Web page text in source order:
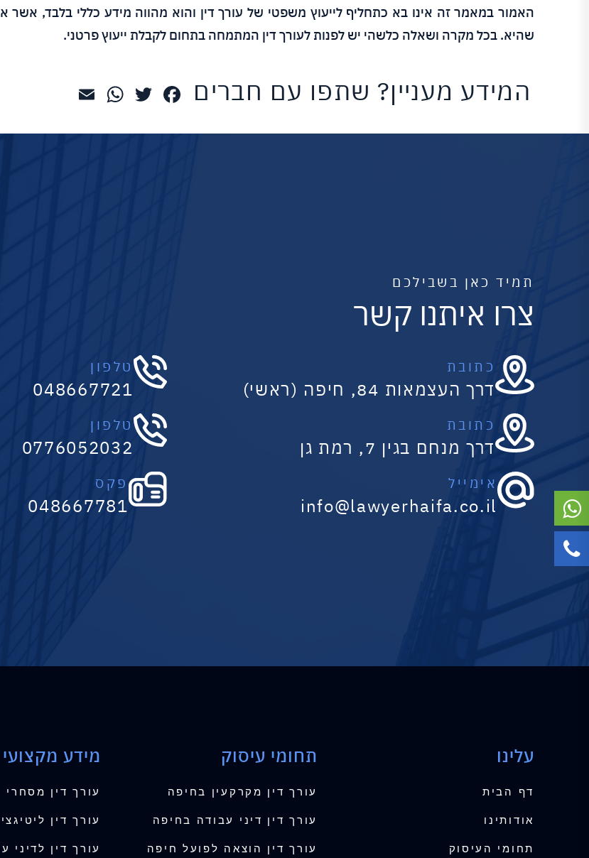
האמור במאמר זה אינו בא כתחליף לייעוץ משפטי של עורך דין והוא מהווה מידע כללי בלבד, אשר
שהיא. בכל מקרה ושאלה כלשהי יש לפנות לעורך דין המתמחה בתחום לקבלת ייעוץ פרטני.
המידע מעניין? שתפו עם חברים Facebook
Twitter
WhatsApp
תמיד כאן בשבילכם
צרו איתנו קשר
כתובת
דרך העצמאות 84, חיפה (ראשי)
טלפון
048667721
כתובת
דרך מנחם בגין 7, רמת גן
טלפון
0776052032
אימייל
info@lawyerhaifa.co.il
פקס
048667781
עלינו
דף הבית
אודותינו
תחומי העיסוק
תחומי עיסוק
עורך דין מקרקעין בחיפה
עורך דין דיני עבודה בחיפה
עורך דין הוצאה לפועל חיפה
מידע מקצועי
עורך דין מסחרי
עורך דין
עורך דין לדיני